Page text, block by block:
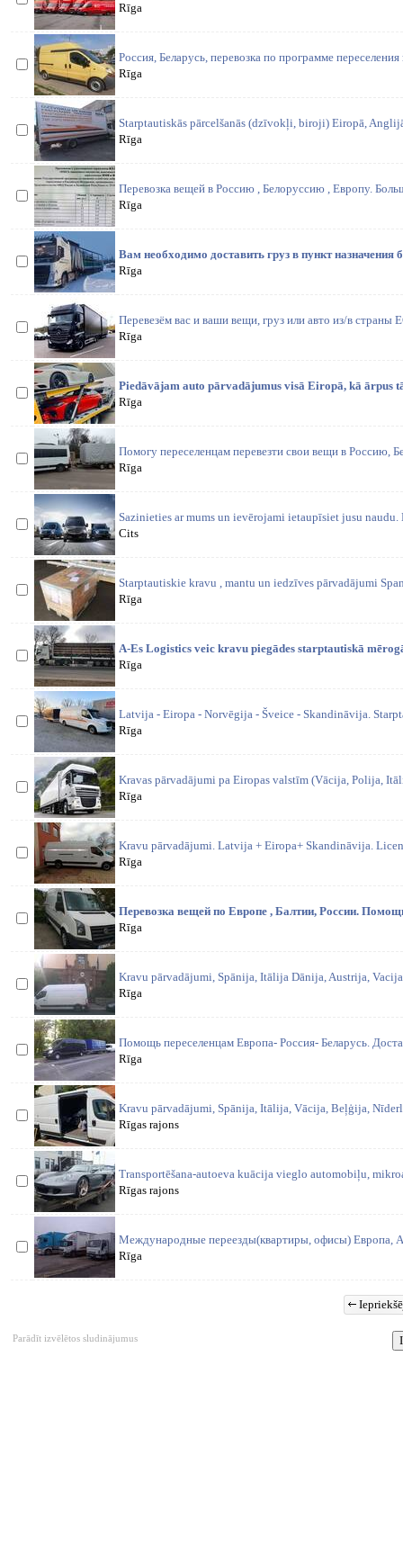
Rīga
Россия, Беларусь, перевозка по программе
Rīga
Starptautiskās pārcelšanās (dzīvokļi, biroji) Eiropā,
Rīga
Перевозка вещей в Россию , Белоруссию , Европу.
Rīga
Вам необходимо доставить груз в пункт назначения
Rīga
Перевезём вас и ваши вещи, груз или авто из/в страны
Rīga
Piedāvājam auto pārvadājumus visā Eiropā, kā ārpus
Rīga
Помогу переселенцам перевезти свои вещи в Россию,
Rīga
Sazinieties ar mums un ievērojami ietaupīsiet jusu
Cits
Starptautiskie kravu , mantu un iedzīves pārvadājumi
Rīga
A-Es Logistics veic kravu piegādes starptautiskā
Rīga
Latvija - Eiropa - Norvēgija - Šveice - Skandināvija.
Rīga
Kravas pārvadājumi pa Eiropas valstīm (Vācija, Polija,
Rīga
Kravu pārvadājumi. Latvija + Eiropa+ Skandināvija.
Rīga
Перевозка вещей по Европе , Балтии, России.
Rīga
Kravu pārvadājumi, Spānija, Itālija Dānija, Austrija,
Rīga
Помощь переселенцам Европа- Россия- Беларусь.
Rīga
Kravu pārvadājumi, Spānija, Itālija, Vācija, Beļģija,
Rīgas rajons
Transportēšana-autoeva kuācija vieglo automobiļu,
Rīgas rajons
Международные переезды(квартиры, офисы) Европа,
Rīga
Parādīt izvēlētos sludinājumus